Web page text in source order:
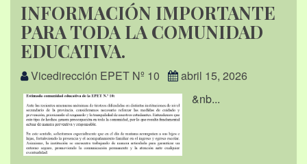
INFORMACIÓN IMPORTANTE
PARA TODA LA COMUNIDAD
EDUCATIVA.
Vicedirección EPET Nº 10
abril 15, 2026
&nb...